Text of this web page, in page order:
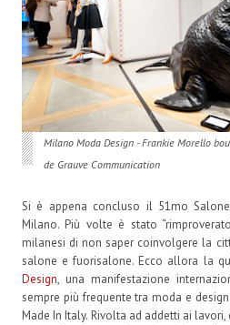
Milano Moda Design - Frankie Morello
de Grauve Communication
Si è appena concluso il 51mo
Milano. Più volte è stato
milanesi di non saper coinvolgere la
salone e fuorisalone. Ecco allora la
Design, una manifestazione
sempre più frequente tra moda e
Made In Italy. Rivolta ad addetti ai